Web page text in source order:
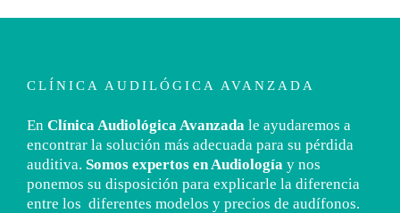
CLÍNICA AUDILÓGICA AVANZADA
En Clínica Audiológica Avanzada le ayudaremos a
encontrar la solución más adecuada para su pérdida
auditiva. Somos expertos en Audiología y nos
ponemos su disposición para explicarle la diferencia
entre los diferentes modelos y precios de audífonos.